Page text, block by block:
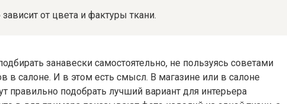
от цвета и фактуры ткани.
занавески самостоятельно, не пользуясь советами
в салоне. И в этом есть смысл. В магазине или в салоне
правильно подобрать лучший вариант для интерьера